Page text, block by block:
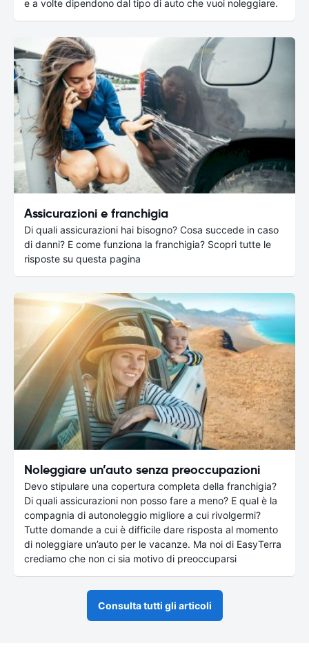
e a volte dipendono dal tipo di auto che vuoi noleggiare.
Assicurazioni e franchigia
Di quali assicurazioni hai bisogno? Cosa succede in caso
di danni? E come funziona la franchigia? Scopri tutte le
risposte su questa pagina
Noleggiare un’auto senza preoccupazioni
Devo stipulare una copertura completa della franchigia?
Di quali assicurazioni non posso fare a meno? E qual è la
compagnia di autonoleggio migliore a cui rivolgermi?
Tutte domande a cui è difficile dare risposta al momento
di noleggiare un’auto per le vacanze. Ma noi di EasyTerra
crediamo che non ci sia motivo di preoccuparsi
Consulta tutti gli articoli